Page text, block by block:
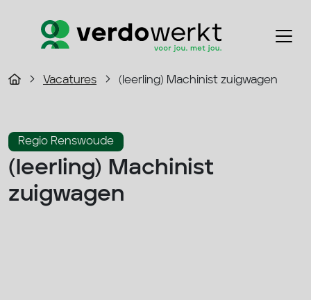
Vacatures (leerling) Machinist zuigwagen
Regio Renswoude
(leerling) Machinist
zuigwagen